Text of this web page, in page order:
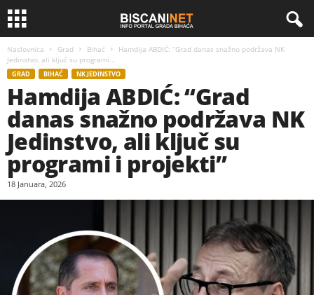
Naslovnica Grad Bihać
Hamdija ABDIĆ: “Grad danas snažno podržava NK
Jedinstvo, ali ključ su programi...
GRAD BIHAĆ NK JEDINSTVO
Hamdija ABDIĆ: “Grad
danas snažno podržava NK
Jedinstvo, ali ključ su
programi i projekti”
18 Januara, 2026